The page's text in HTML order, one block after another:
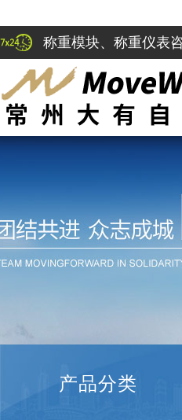
称重模块、称重仪表
产品分类